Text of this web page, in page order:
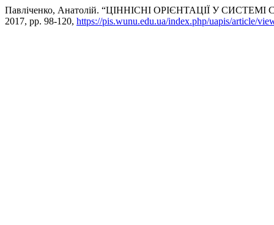
Павліченко, Анатолій. “ЦІННІСНІ ОРІЄНТАЦІЇ У
2017, pp. 98-120, https://pis.wunu.edu.ua/index.php/uapis/article/